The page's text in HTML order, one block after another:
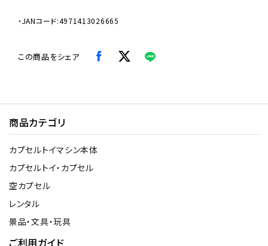
・JANコード:4971413026665
この商品をシェア
商品カテゴリ
カプセルトイマシン本体
カプセルトイ・カプセル
空カプセル
レンタル
景品・文具・玩具
ご利用ガイド